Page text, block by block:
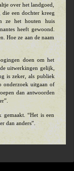
over het landgoed,
een dochter kreeg
ze het houten huis
heeft gewoond.
Hoe ze aan de naam
doen om het
uitwerkingen gelijk,
is zeker, als publiek
onderzoek uitgaan of
dan antwoorden
“Het is een
dan anders”.